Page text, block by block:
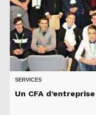
SERVICES
Un CFA